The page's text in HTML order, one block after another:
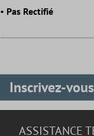
• Pas Rectifié
Inscrivez-
ASSISTANCE